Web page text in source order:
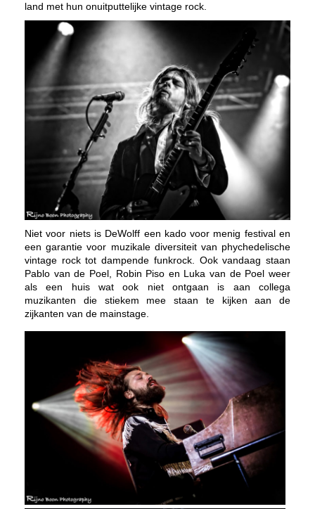
land met hun onuitputtelijke vintage rock.
Niet voor niets is DeWolff een kado voor menig festival en
een garantie voor muzikale diversiteit van phychedelische
vintage rock tot dampende funkrock. Ook vandaag staan
Pablo van de Poel, Robin Piso en Luka van de Poel weer
als een huis wat ook niet ontgaan is aan collega
muzikanten die stiekem mee staan te kijken aan de
zijkanten van de mainstage.